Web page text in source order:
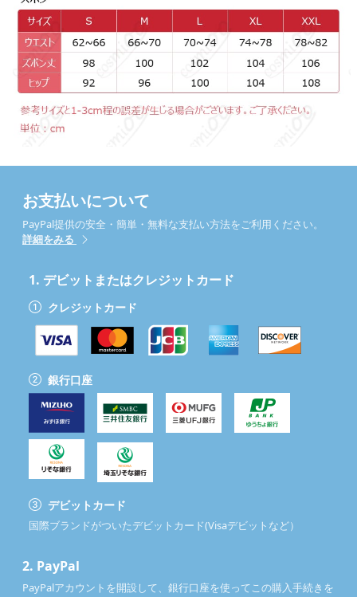
お支払いについて
PayPal提供の安全・簡単・無料な支払い方法をご利用ください。
詳細をみる
1. デビットまたはクレジットカード
クレジットカード
銀行口座
デビットカード
国際ブランドがついたデビットカード(Visaデビットなど）
2. PayPal
PayPalアカウントを開設して、銀行口座を使ってこの購入手続きを